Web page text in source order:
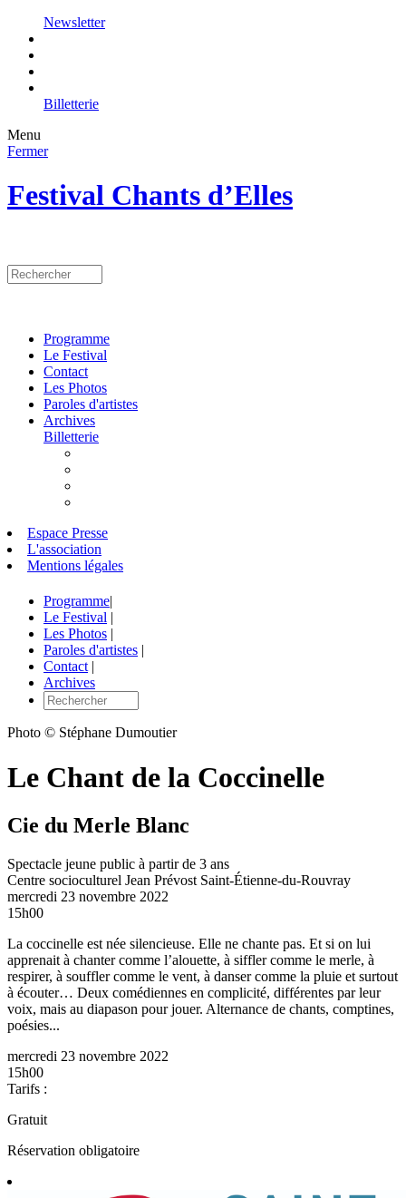
Newsletter
Billetterie
Menu
Fermer
Festival Chants d’Elles
Programme
Le Festival
Contact
Les Photos
Paroles d'artistes
Archives
Billetterie
Espace Presse
L'association
Mentions légales
Programme|
Le Festival |
Les Photos |
Paroles d'artistes |
Contact |
Archives
Photo © Stéphane Dumoutier
Le Chant de la Coccinelle
Cie du Merle Blanc
Spectacle jeune public à partir de 3 ans
Centre socioculturel Jean Prévost Saint-Étienne-du-Rouvray
mercredi 23 novembre 2022
15h00
La coccinelle est née silencieuse. Elle ne chante pas. Et si on lui
apprenait à chanter comme l’alouette, à siffler comme le merle, à
respirer, à souffler comme le vent, à danser comme la pluie et surtout
à écouter… Deux comédiennes en complicité, différentes par leur
voix, mais au diapason pour jouer. Alternance de chants, comptines,
poésies...
mercredi 23 novembre 2022
15h00
Tarifs :
Gratuit
Réservation obligatoire